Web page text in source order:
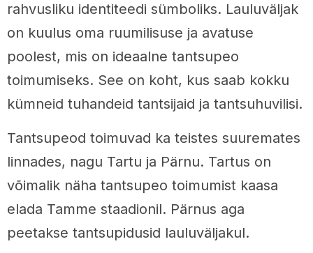
rahvusliku identiteedi sümboliks. Lauluväljak
on kuulus oma ruumilisuse ja avatuse
poolest, mis on ideaalne tantsupeo
toimumiseks. See on koht, kus saab kokku
kümneid tuhandeid tantsijaid ja tantsuhuvilisi.
Tantsupeod toimuvad ka teistes suuremates
linnades, nagu Tartu ja Pärnu. Tartus on
võimalik näha tantsupeo toimumist kaasa
elada Tamme staadionil. Pärnus aga
peetakse tantsupidusid lauluväljakul.